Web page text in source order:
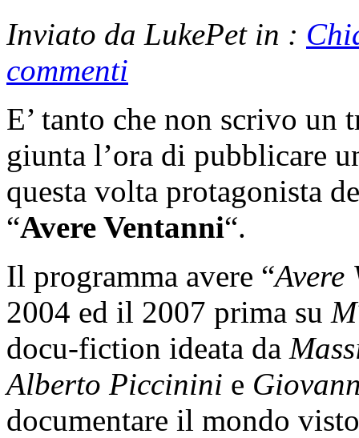
Inviato da LukePet in :
commenti
E’ tanto che non scrivo un
giunta l’ora di pubblicare
questa volta protagonista
“Avere Ventanni“.
Il programma avere “Avere
2004 ed il 2007 prima su
docu-fiction ideata da
Alberto Piccinini e
documentare il mondo